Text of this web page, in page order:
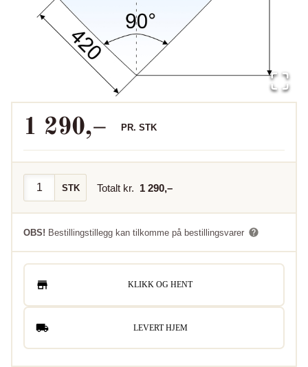
1 290,– PR. STK
STK Totalt kr. 1 290,–
OBS! Bestillingstillegg kan tilkomme på bestillingsvarer
KLIKK OG HENT
LEVERT HJEM